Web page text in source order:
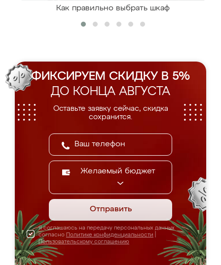
Как правильно выбрать шкаф
ФИКСИРУЕМ СКИДКУ В 5%
ДО КОНЦА АВГУСТА
Оставьте заявку сейчас, скидка
сохранится.
Желаемый бюджет
Отправить
Я соглашаюсь на передачу персональных данных
согласно Политике конфиденциальности
Пользовательскому соглашению